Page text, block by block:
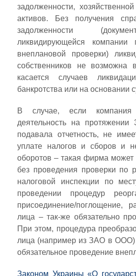
задолженности,
активов. Без получения
задолженности
ликвидирующейся компании
внеплановой проверки)
собственников не
касается случаев
банкротства или на основании
В случае, если компания
деятельность на
подавала отчетность, не
уплате налогов и сборов и
оборотов – такая фирма может
без проведения проверки по
налоговой инспекции по
проведении процедур
присоединение/поглощение,
лица – так-же обязательно
При этом, процедура
лица (например из ЗАО в ООО)
обязательное проведение
Законом Украины «О